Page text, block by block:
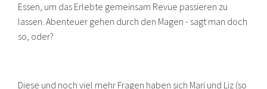
Essen, um das Erlebte gemeinsam Revue passieren zu
lassen. Abenteuer gehen durch den Magen - sagt man doch
so, oder?
Diese und noch viel mehr Fragen haben sich Mari und Liz (so